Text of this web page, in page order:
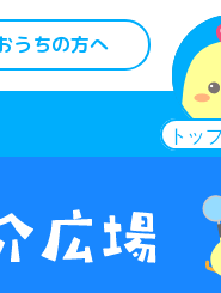
うちの方へ